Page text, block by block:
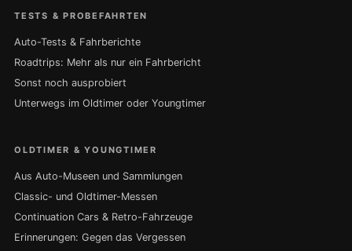
TESTS & PROBEFAHRTEN
Auto-Tests & Fahrberichte
Roadtrips: Mehr als nur ein Fahrbericht
Sonst noch ausprobiert
Unterwegs im Oldtimer oder Youngtimer
OLDTIMER & YOUNGTIMER
Aus Auto-Museen und Sammlungen
Classic- und Oldtimer-Messen
Continuation Cars & Retro-Fahrzeuge
Erinnerungen: Gegen das Vergessen